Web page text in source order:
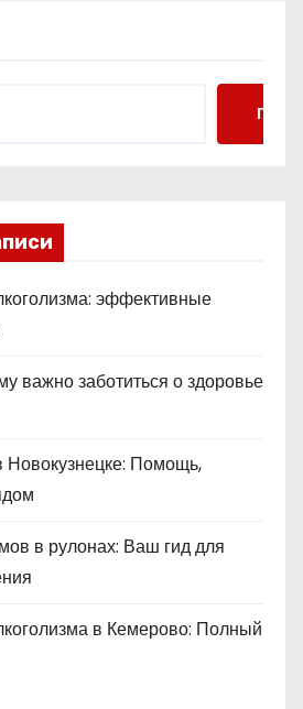
Поиск
эффективные
важно заботиться о здоровье
Новокузнецке: Помощь,
в рулонах: Ваш гид для
в Кемерово: Полный